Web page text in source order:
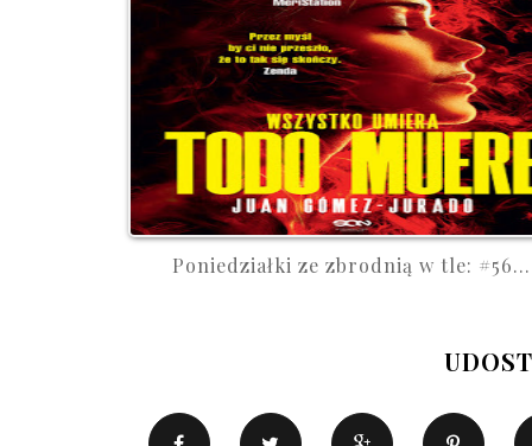
Poniedziałki ze zbrodnią w tle: #56...